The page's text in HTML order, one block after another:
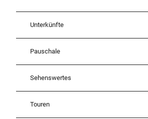
Unterkünfte
Pauschale
Sehenswertes
Touren